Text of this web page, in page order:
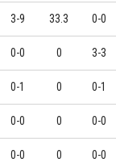
3-9 33.3 0-0
0-0 0 3-3
0-1 0 0-1
0-0 0 0-0
0-0 0 0-0